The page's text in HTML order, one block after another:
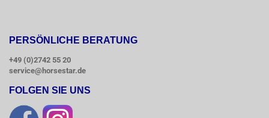
PERSÖNLICHE BERATUNG
+49 (0)2742 55 20
service@horsestar.de
FOLGEN SIE UNS